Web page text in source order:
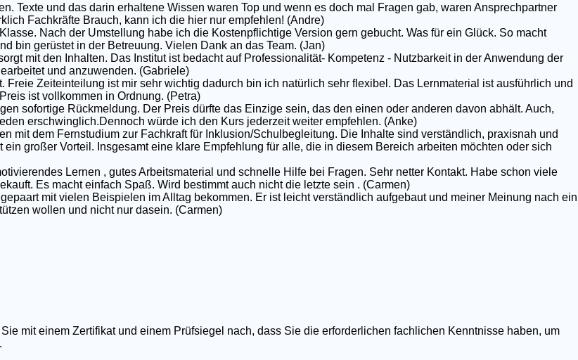
Texte und das darin erhaltene Wissen waren Top und wenn es doch mal Fragen gab, waren Ansprechpartner
Fachkräfte Brauch, kann ich die hier nur empfehlen! (Andre)
Nach der Umstellung habe ich die Kostenpflichtige Version gern gebucht. Was für ein Glück. So macht
bin gerüstet in der Betreuung. Vielen Dank an das Team. (Jan)
mit den Inhalten. Das Institut ist bedacht auf Professionalität- Kompetenz - Nutzbarkeit in der Anwendung der
und anzuwenden. (Gabriele)
Zeiteinteilung ist mir sehr wichtig dadurch bin ich natürlich sehr flexibel. Das Lernmaterial ist ausführlich und
ist vollkommen in Ordnung. (Petra)
sofortige Rückmeldung. Der Preis dürfte das Einzige sein, das den einen oder anderen davon abhält. Auch,
erschwinglich.Dennoch würde ich den Kurs jederzeit weiter empfehlen. (Anke)
mit dem Fernstudium zur Fachkraft für Inklusion/Schulbegleitung. Die Inhalte sind verständlich, praxisnah und
großer Vorteil. Insgesamt eine klare Empfehlung für alle, die in diesem Bereich arbeiten möchten oder sich
Lernen , gutes Arbeitsmaterial und schnelle Hilfe bei Fragen. Sehr netter Kontakt. Habe schon viele
Es macht einfach Spaß. Wird bestimmt auch nicht die letzte sein . (Carmen)
mit vielen Beispielen im Alltag bekommen. Er ist leicht verständlich aufgebaut und meiner Meinung nach ein
wollen und nicht nur dasein. (Carmen)
mit einem Zertifikat und einem Prüfsiegel nach, dass Sie die erforderlichen fachlichen Kenntnisse haben, um